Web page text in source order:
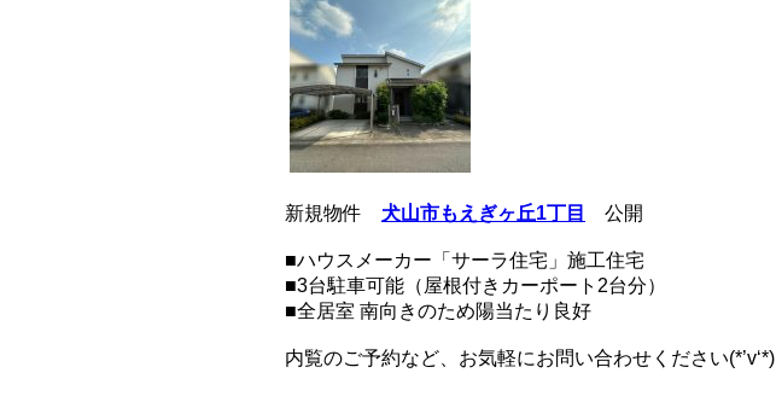
新規物件 犬山市もえぎヶ丘1丁目 公開
■ハウスメーカー「サーラ住宅」施工住宅
■3台駐車可能（屋根付きカーポート2台分）
■全居室 南向きのため陽当たり良好
内覧のご予約など、お気軽にお問い合わせください(*’v‘*)